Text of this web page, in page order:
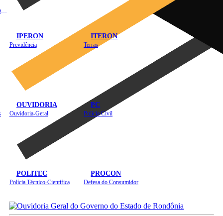
IPERON
Previdência
ITERON
Terras
OUVIDORIA
Ouvidoria-Geral
PC
Polícia Civil
POLITEC
Polícia Técnico-Científica
PROCON
Defesa do Consumidor